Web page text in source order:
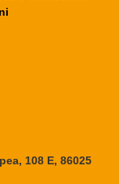
108 E, 86025